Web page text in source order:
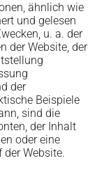
ähnlich wie
und gelesen
u. a. der
der Website, der
der
Beispiele
sind die
der Inhalt
oder eine
der Website.